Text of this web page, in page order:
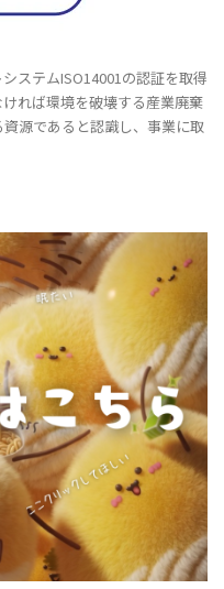
ステムISO14001の認証を取得
れば環境を破壊する産業廃棄
源であると認識し、事業に取